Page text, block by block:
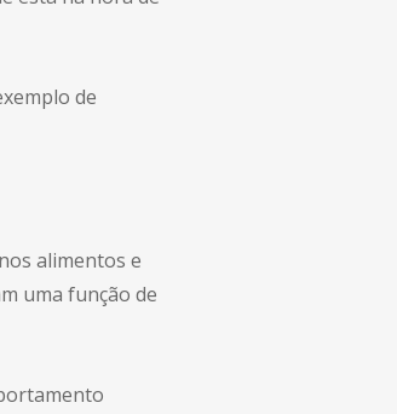
de
alimentos e
uma função de